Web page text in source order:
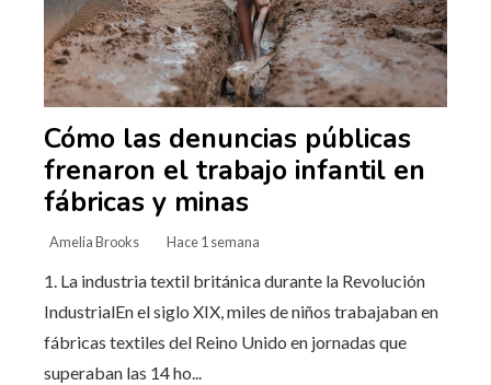
Cómo las denuncias públicas
frenaron el trabajo infantil en
fábricas y minas
Amelia Brooks Hace 1 semana
1. La industria textil británica durante la Revolución
IndustrialEn el siglo XIX, miles de niños trabajaban en
fábricas textiles del Reino Unido en jornadas que
superaban las 14 ho...